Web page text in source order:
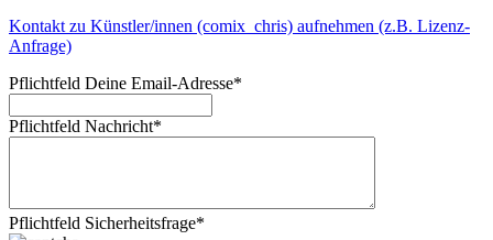
Kontakt zu Künstler/innen (comix_chris) aufnehmen (z.B. Lizenz-
Anfrage)
Pflichtfeld Deine Email-Adresse*
Pflichtfeld Nachricht*
Pflichtfeld Sicherheitsfrage*